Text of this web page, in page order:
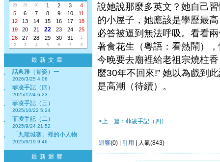
28 29 30 1 2 3
4
5
6 7 8 9 10
11
12
13 14 15 16 17
18
19
20 21 22 23 24
25
26
27 28 29 30 31
1
2
3 4 5 6 7 8
最新文章
‧
話典雅（骨姿）一
2026/3/25 4:06
‧ 菲凌手記（四）
2025/12/4 6:23
‧ 菲凌手記（三）
2025/10/22 5:24
‧ 菲凌手記（二）
2025/9/24 21:52
‧ 「九龍城寨」裡的小人物
2025/9/19 9:46
最新迴響
說她說那麼多英文？她自己
的小屋子，她應該是學歷最
必答被逼到無法呼吸。看看
著食花生（粵語：看熱鬧）
今晚要去廟裡給老祖宗燒柱
麼30年不回來!” 她以為戲到
是高潮（待續）。
<上一篇：菲凌手記（四）
迴響(0) | 引用 | 人氣(843)